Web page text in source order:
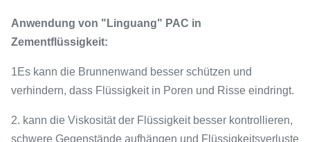
Anwendung von "Linguang" PAC in
Zementflüssigkeit:
1Es kann die Brunnenwand besser schützen und
verhindern, dass Flüssigkeit in Poren und Risse eindringt.
2. kann die Viskosität der Flüssigkeit besser kontrollieren,
schwere Gegenstände aufhängen und Flüssigkeitsverluste